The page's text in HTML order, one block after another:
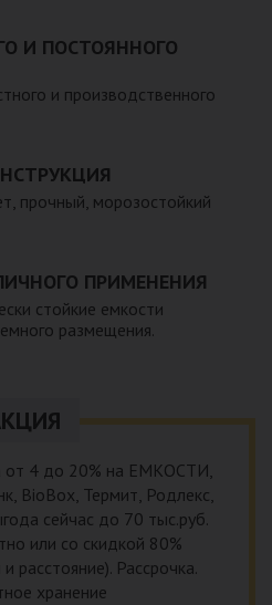
И ПОСТОЯННОГО
и производственного
прочный, морозостойкий
ПРИМЕНЕНИЯ
стойкие емкости
размещения.
от 4 до 20% на ЕМКОСТИ,
BioBox, Термит, Родлекс,
сейчас до 70 тыс.руб.
или со скидкой 80%
расстояние). Рассрочка.
хранение